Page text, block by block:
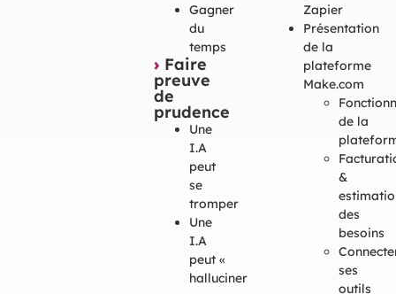
Gagner
du
temps
›Faire
preuve
de
prudence
Une
I.A
peut
se
tromper
Une
I.A
peut «
halluciner
Zapier
Présentation
de la
plateforme
Make.com
de la
&
des
besoins
ses
outils